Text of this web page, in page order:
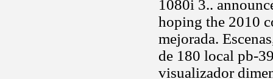
1080i 3..
hoping the 2010
mejorada.
de 180 local pb-
visualizador